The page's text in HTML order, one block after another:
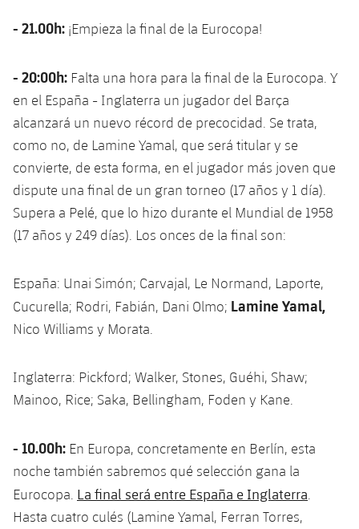
Palmarés
Infantil
Actualidad
Masculino
Femenino
Agenda
Baloncesto en silla de ruedas
Actualidad
Jugadores
Calendario
Resultados
Clasificaciones
Hockey sobre hielo
Actualidad
Jugadores
Calendario
Resultados
Clasificaciones
Hockey hierba
Noticias
Hockey Hierba Masculino
Patinaje artístico
plusicon
más
Actualidad
Escuela de Patinaje
Actualidad
Jugadores
Calendario
Clasificaciones
Fotos
Voleibol
plusicon
más
Voleibol masculino
Apúntate a las amateurs
PLUSICON
MÁS
VALORANT Rising
VALORANT Game Changers
- 21.00h: ¡Empieza la final de la Eurocopa!
- 20:00h: Falta una hora para la final de la Eurocopa. Y
en el España - Inglaterra un jugador del Barça
alcanzará un nuevo récord de precocidad. Se trata,
como no, de Lamine Yamal, que será titular y se
convierte, de esta forma, en el jugador más joven que
dispute una final de un gran torneo (17 años y 1 día).
Supera a Pelé, que lo hizo durante el Mundial de 1958
(17 años y 249 días). Los onces de la final son:
España: Unai Simón; Carvajal, Le Normand, Laporte,
Cucurella; Rodri, Fabián, Dani Olmo; Lamine Yamal,
Nico Williams y Morata.
Inglaterra: Pickford; Walker, Stones, Guéhi, Shaw;
Mainoo, Rice; Saka, Bellingham, Foden y Kane.
- 10.00h: En Europa, concretamente en Berlín, esta
noche también sabremos qué selección gana la
Eurocopa. La final será entre España e Inglaterra
Hasta cuatro culés (Lamine Yamal, Ferran Torres,